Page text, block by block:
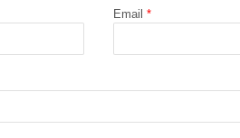
Email*